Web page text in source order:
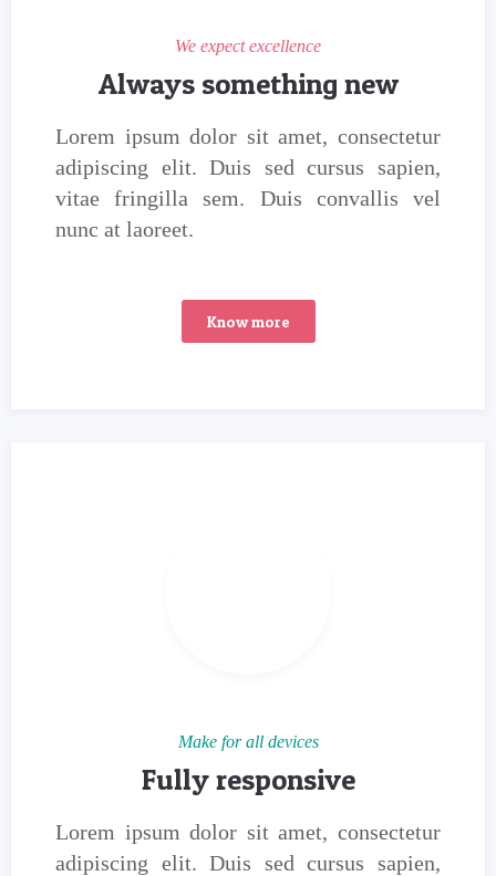
We expect excellence
Always something new
Lorem ipsum dolor sit amet, consectetur
adipiscing elit. Duis sed cursus sapien,
vitae fringilla sem. Duis convallis vel
nunc at laoreet.
Know more
Make for all devices
Fully responsive
Lorem ipsum dolor sit amet, consectetur
adipiscing elit. Duis sed cursus sapien,